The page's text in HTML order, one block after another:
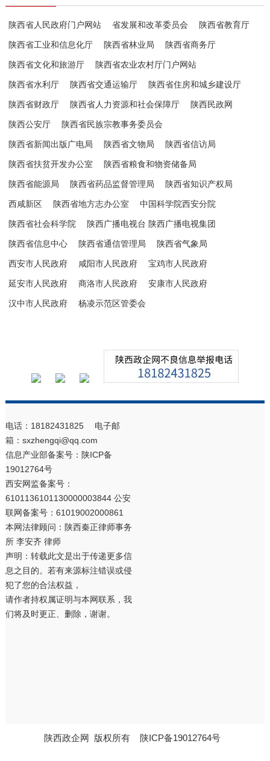
陕西省人民政府门户网站 省发展和改革委员会 陕西省教育厅
陕西省工业和信息化厅 陕西省林业局 陕西省商务厅
陕西省文化和旅游厅 陕西省农业农村厅门户网站
陕西省水利厅 陕西省交通运输厅 陕西省住房和城乡建设厅
陕西省财政厅 陕西省人力资源和社会保障厅 陕西民政网
陕西公安厅 陕西省民族宗教事务委员会
陕西省新闻出版广电局 陕西省文物局 陕西省信访局
陕西省扶贫开发办公室 陕西省粮食和物资储备局
陕西省能源局 陕西省药品监督管理局 陕西省知识产权局
西咸新区 陕西省地方志办公室 中国科学院西安分院
陕西省社会科学院 陕西广播电视台 陕西广播电视集团
陕西省信息中心 陕西省通信管理局 陕西省气象局
西安市人民政府 咸阳市人民政府 宝鸡市人民政府
延安市人民政府 商洛市人民政府 安康市人民政府
汉中市人民政府 杨凌示范区管委会
电话：18182431825 电子邮
箱：sxzhengqi@qq.com
信息产业部备案号： 陕ICP备
19012764号
西安网监备案号：
6101136101130000003844 公安
联网备案号：61019002000861
本网法律顾问：陕西秦正律师事务
所 李安齐 律师
声明：转载此文是出于传递更多信
息之目的。若有来源标注错误或侵
犯了您的合法权益，
请作者持权属证明与本网联系，我
们将及时更正、删除，谢谢。
陕西政企网 版权所有 陕ICP备19012764号